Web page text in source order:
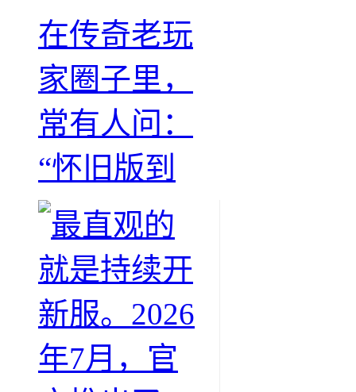
在传奇老玩
家圈子里，
常有人问：
“怀旧版到